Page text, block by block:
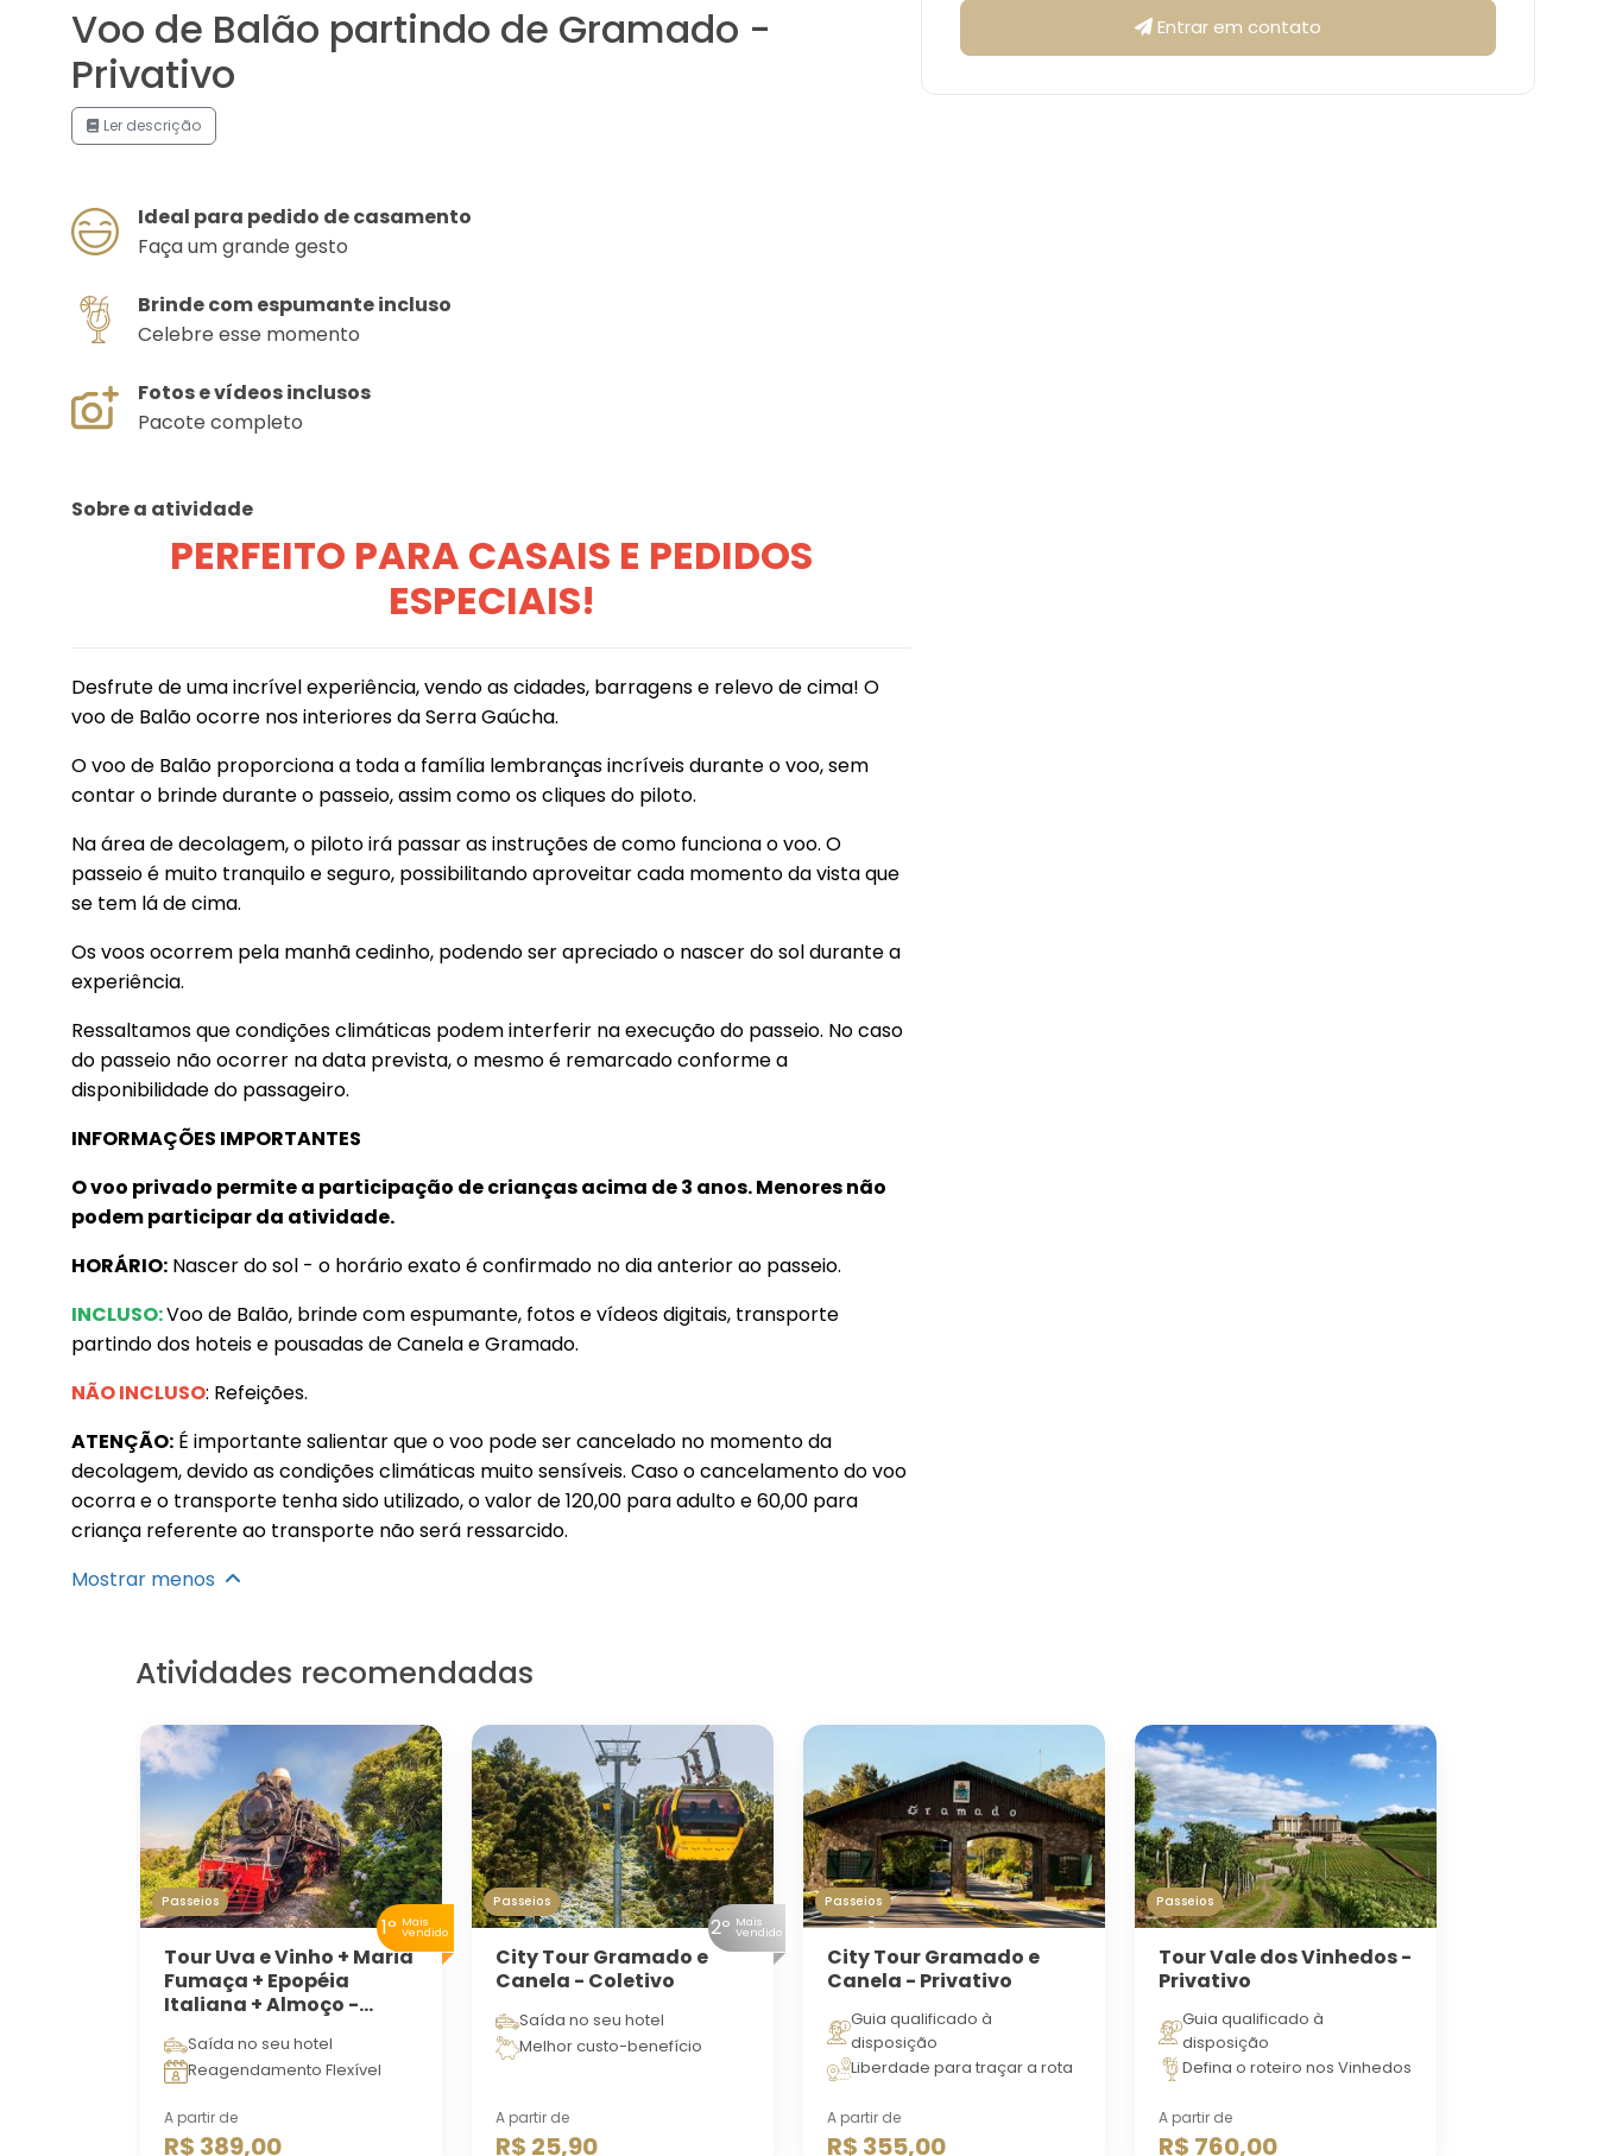
Voo de Balão partindo de Gramado -
Privativo
Ler descrição
Ideal para pedido de casamento
Faça um grande gesto
Brinde com espumante incluso
Celebre esse momento
Fotos e vídeos inclusos
Pacote completo
Sobre a atividade
PERFEITO PARA CASAIS E PEDIDOS
ESPECIAIS!
Desfrute de uma incrível experiência, vendo as cidades, barragens e relevo de cima! O
voo de Balão ocorre nos interiores da Serra Gaúcha.
O voo de Balão proporciona a toda a família lembranças incríveis durante o voo, sem
contar o brinde durante o passeio, assim como os cliques do piloto.
Na área de decolagem, o piloto irá passar as instruções de como funciona o voo. O
passeio é muito tranquilo e seguro, possibilitando aproveitar cada momento da vista que
se tem lá de cima.
Os voos ocorrem pela manhã cedinho, podendo ser apreciado o nascer do sol durante a
experiência.
Ressaltamos que condições climáticas podem interferir na execução do passeio. No caso
do passeio não ocorrer na data prevista, o mesmo é remarcado conforme a
disponibilidade do passageiro.
INFORMAÇÕES IMPORTANTES
O voo privado permite a participação de crianças acima de 3 anos. Menores não
podem participar da atividade.
HORÁRIO: Nascer do sol - o horário exato é confirmado no dia anterior ao passeio.
INCLUSO:Voo de Balão, brinde com espumante, fotos e vídeos digitais, transporte
partindo dos hoteis e pousadas de Canela e Gramado.
NÃO INCLUSO: Refeições.
ATENÇÃO: É importante salientar que o voo pode ser cancelado no momento da
decolagem, devido as condições climáticas muito sensíveis. Caso o cancelamento do voo
ocorra e o transporte tenha sido utilizado, o valor de 120,00 para adulto e 60,00 para
criança referente ao transporte não será ressarcido.
Mostrar menos
Entrar em contato
Atividades recomendadas
Passeios
1ºMais
Vendido
Tour Uva e Vinho + Maria
Fumaça + Epopéia
Italiana + Almoço -
Saída no seu hotel
Reagendamento Flexível
A partir de
R$ 389,00
Passeios
2ºMais
Vendido
City Tour Gramado e
Canela - Coletivo
Saída no seu hotel
Melhor custo-benefício
A partir de
R$ 25,90
Passeios
City Tour Gramado e
Canela - Privativo
Guia qualificado à
disposição
Liberdade para traçar a rota
A partir de
R$ 355,00
Passeios
Tour Vale dos Vinhedos -
Privativo
Guia qualificado à
disposição
Defina o roteiro nos Vinhedos
A partir de
R$ 760,00